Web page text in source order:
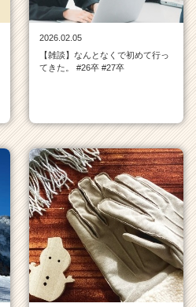
2026.02.05
【雑談】なんとなくで初めて行っ
てきた。 #26卒 #27卒